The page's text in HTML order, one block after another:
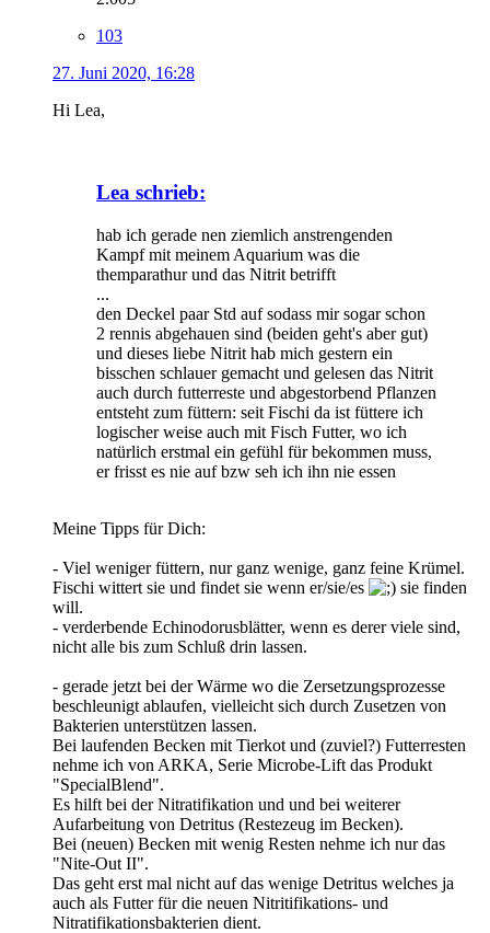
103
27. Juni 2020, 16:28
Hi Lea,
Lea schrieb:
hab ich gerade nen ziemlich anstrengenden
Kampf mit meinem Aquarium was die
themparathur und das Nitrit betrifft
...
den Deckel paar Std auf sodass mir sogar schon
2 rennis abgehauen sind (beiden geht's aber gut)
und dieses liebe Nitrit hab mich gestern ein
bisschen schlauer gemacht und gelesen das Nitrit
auch durch futterreste und abgestorbend Pflanzen
entsteht zum füttern: seit Fischi da ist füttere ich
logischer weise auch mit Fisch Futter, wo ich
natürlich erstmal ein gefühl für bekommen muss,
er frisst es nie auf bzw seh ich ihn nie essen
Meine Tipps für Dich:
- Viel weniger füttern, nur ganz wenige, ganz feine Krümel.
Fischi wittert sie und findet sie wenn er/sie/es
sie finden
will.
- verderbende Echinodorusblätter, wenn es derer viele sind,
nicht alle bis zum Schluß drin lassen.
- gerade jetzt bei der Wärme wo die Zersetzungsprozesse
beschleunigt ablaufen, vielleicht sich durch Zusetzen von
Bakterien unterstützen lassen.
Bei laufenden Becken mit Tierkot und (zuviel?) Futterresten
nehme ich von ARKA, Serie Microbe-Lift das Produkt
"SpecialBlend".
Es hilft bei der Nitratifikation und und bei weiterer
Aufarbeitung von Detritus (Restezeug im Becken).
Bei (neuen) Becken mit wenig Resten nehme ich nur das
"Nite-Out II".
Das geht erst mal nicht auf das wenige Detritus welches ja
auch als Futter für die neuen Nitritifikations- und
Nitratifikationsbakterien dient.